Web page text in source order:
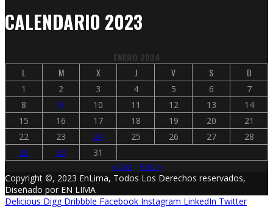
CALENDARIO 2023
ENERO 2024
L
M X J V S D
1 2 3 4 5 6
7
8
9 10 11 12 13
14
15
16 17 18 19 20
21
22
23 24 25 26 27
28
29
30
31
« Oct
Feb »
Copyright ©, 2023 EnLima, Todos Los Derechos reservados,
Diseñado por EN LIMA
Delicious Digg Dribbble Facebook Instagram LinkedIn Twitter